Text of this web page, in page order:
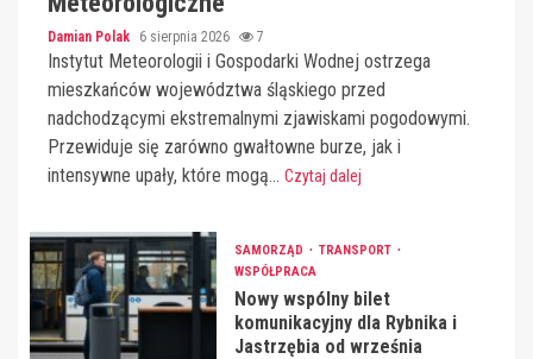
Damian Polak 6 sierpnia 2026 7
Instytut Meteorologii i Gospodarki Wodnej ostrzega
mieszkańców województwa śląskiego przed
nadchodzącymi ekstremalnymi zjawiskami pogodowymi.
Przewiduje się zarówno gwałtowne burze, jak i
intensywne upały, które mogą... Czytaj dalej
SAMORZĄD
TRANSPORT
WSPÓŁPRACA
Nowy wspólny bilet
komunikacyjny dla Rybnika i
Jastrzębia od września